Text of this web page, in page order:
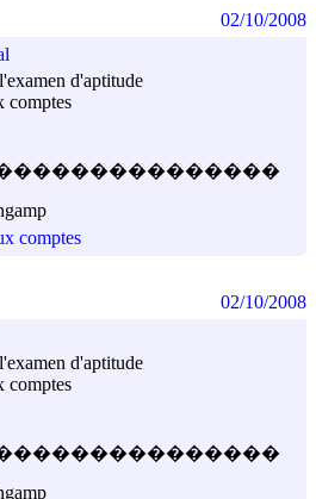
d'aptitude
comptes
comptes
02/10/2008
d'aptitude
comptes
02/10/2008